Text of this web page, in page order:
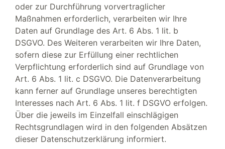
oder zur Durchführung vorvertraglicher
Maßnahmen erforderlich, verarbeiten wir Ihre
Daten auf Grundlage des Art. 6 Abs. 1 lit. b
DSGVO. Des Weiteren verarbeiten wir Ihre Daten,
sofern diese zur Erfüllung einer rechtlichen
Verpflichtung erforderlich sind auf Grundlage von
Art. 6 Abs. 1 lit. c DSGVO. Die Datenverarbeitung
kann ferner auf Grundlage unseres berechtigten
Interesses nach Art. 6 Abs. 1 lit. f DSGVO erfolgen.
Über die jeweils im Einzelfall einschlägigen
Rechtsgrundlagen wird in den folgenden Absätzen
dieser Datenschutzerklärung informiert.